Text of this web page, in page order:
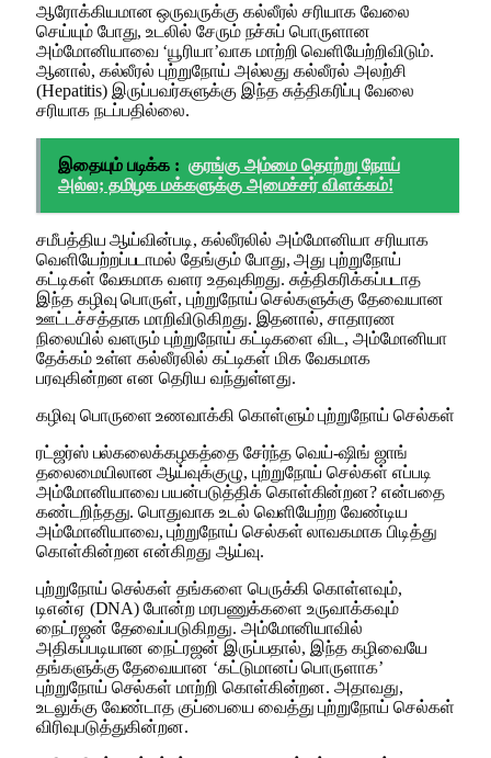
ஆரோக்கியமான ஒருவருக்கு கல்லீரல் சரியாக வேலை
செய்யும் போது, உடலில் சேரும் நச்சுப் பொருளான
அம்மோனியாவை ‘யூரியா’வாக மாற்றி வெளியேற்றிவிடும்.
ஆனால், கல்லீரல் புற்றுநோய் அல்லது கல்லீரல் அலற்சி
(Hepatitis) இருப்பவர்களுக்கு இந்த சுத்திகரிப்பு வேலை
சரியாக நடப்பதில்லை.
இதையும் படிக்க : குரங்கு அம்மை தொற்று நோய்
அல்ல; தமிழக மக்களுக்கு அமைச்சர் விளக்கம்!
சமீபத்திய ஆய்வின்படி, கல்லீரலில் அம்மோனியா சரியாக
வெளியேற்றப்படாமல் தேங்கும் போது, அது புற்றுநோய்
கட்டிகள் வேகமாக வளர உதவுகிறது. சுத்திகரிக்கப்படாத
இந்த கழிவு பொருள், புற்றுநோய் செல்களுக்கு தேவையான
ஊட்டச்சத்தாக மாறிவிடுகிறது. இதனால், சாதாரண
நிலையில் வளரும் புற்றுநோய் கட்டிகளை விட, அம்மோனியா
தேக்கம் உள்ள கல்லீரலில் கட்டிகள் மிக வேகமாக
பரவுகின்றன என தெரிய வந்துள்ளது.
கழிவு பொருளை உணவாக்கி கொள்ளும் புற்றுநோய் செல்கள்
ரட்ஜர்ஸ் பல்கலைக்கழகத்தை சேர்ந்த வெய்-ஷிங் ஜாங்
தலைமையிலான ஆய்வுக்குழு, புற்றுநோய் செல்கள் எப்படி
அம்மோனியாவை பயன்படுத்திக் கொள்கின்றன? என்பதை
கண்டறிந்தது. பொதுவாக உடல் வெளியேற்ற வேண்டிய
அம்மோனியாவை, புற்றுநோய் செல்கள் லாவகமாக பிடித்து
கொள்கின்றன என்கிறது ஆய்வு.
புற்றுநோய் செல்கள் தங்களை பெருக்கி கொள்ளவும்,
டிஎன்ஏ (DNA) போன்ற மரபணுக்களை உருவாக்கவும்
நைட்ரஜன் தேவைப்படுகிறது. அம்மோனியாவில்
அதிகப்படியான நைட்ரஜன் இருப்பதால், இந்த கழிவையே
தங்களுக்கு தேவையான ‘கட்டுமானப் பொருளாக’
புற்றுநோய் செல்கள் மாற்றி கொள்கின்றன. அதாவது,
உடலுக்கு வேண்டாத குப்பையை வைத்து புற்றுநோய் செல்கள்
விரிவுபடுத்துகின்றன.